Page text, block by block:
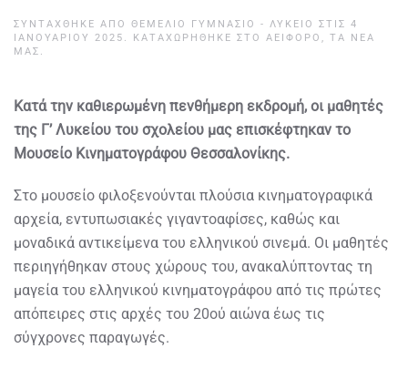
ΣΥΝΤΆΧΘΗΚΕ ΑΠΌ ΘΕΜΕΛΙΟ ΓΥΜΝΑΣΙΟ - ΛΥΚΕΙΟ ΣΤΙΣ 4
ΙΑΝΟΥΑΡΊΟΥ 2025 . ΚΑΤΑΧΩΡΉΘΗΚΕ ΣΤΟ ΑΕΙΦΌΡΟ , ΤΑ ΝΈΑ
ΜΑΣ .
Κατά την καθιερωμένη πενθήμερη εκδρομή, οι μαθητές
της Γ’ Λυκείου του σχολείου μας επισκέφτηκαν το
Μουσείο Κινηματογράφου Θεσσαλονίκης.
Στο μουσείο φιλοξενούνται πλούσια κινηματογραφικά
αρχεία, εντυπωσιακές γιγαντοαφίσες, καθώς και
μοναδικά αντικείμενα του ελληνικού σινεμά. Οι μαθητές
περιηγήθηκαν στους χώρους του, ανακαλύπτοντας τη
μαγεία του ελληνικού κινηματογράφου από τις πρώτες
απόπειρες στις αρχές του 20ού αιώνα έως τις
σύγχρονες παραγωγές.